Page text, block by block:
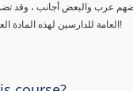
عرب والبعض أجانب ،
العامة للدارسين لهذه المادة العلمية ، حقاً من يمتلك أسرار هذا العلم ، سوف يتحكم بالعالم!